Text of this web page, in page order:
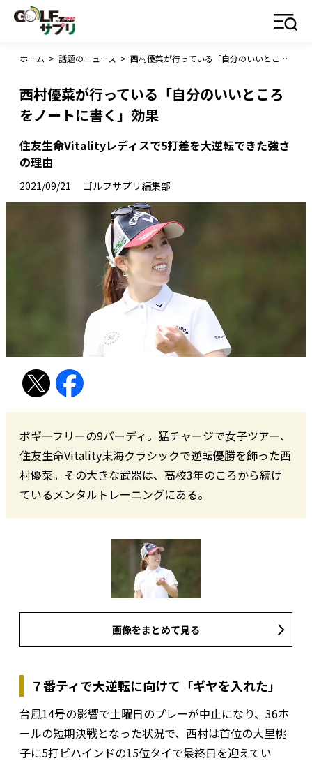
ホーム > 話題のニュース > 西村優菜が行っている「自分のいいところをノートに書く」効果
西村優菜が行っている「自分のいいところ
をノートに書く」効果
住友生命Vitalityレディスで5打差を大逆転できた強さ
の理由
2021/09/21 ゴルフサプリ編集部
ボギーフリーの9バーディ。猛チャージで女子ツアー、
住友生命Vitality東海クラシックで逆転優勝を飾った西
村優菜。その大きな武器は、高校3年のころから続け
ているメンタルトレーニングにある。
画像をまとめて見る
７番ティで大逆転に向けて「ギヤを入れた」
台風14号の影響で土曜日のプレーが中止になり、36ホ
ールの短期決戦となった状況で、西村は首位の大里桃
子に5打ビハインドの15位タイで最終日を迎えてい